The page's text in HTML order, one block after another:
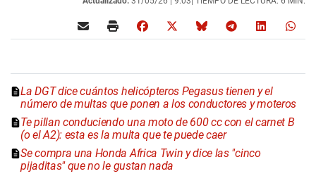
La DGT dice cuántos helicópteros Pegasus tienen y el
número de multas que ponen a los conductores y moteros
Te pillan conduciendo una moto de 600 cc con el carnet B
(o el A2): esta es la multa que te puede caer
Se compra una Honda Africa Twin y dice las "cinco
pijaditas" que no le gustan nada